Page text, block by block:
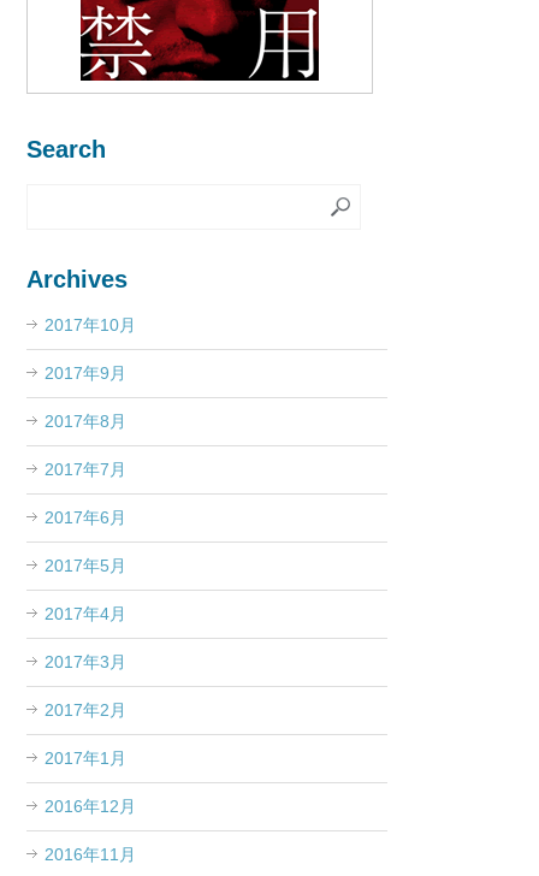
Search
Archives
2017年10月
2017年9月
2017年8月
2017年7月
2017年6月
2017年5月
2017年4月
2017年3月
2017年2月
2017年1月
2016年12月
2016年11月